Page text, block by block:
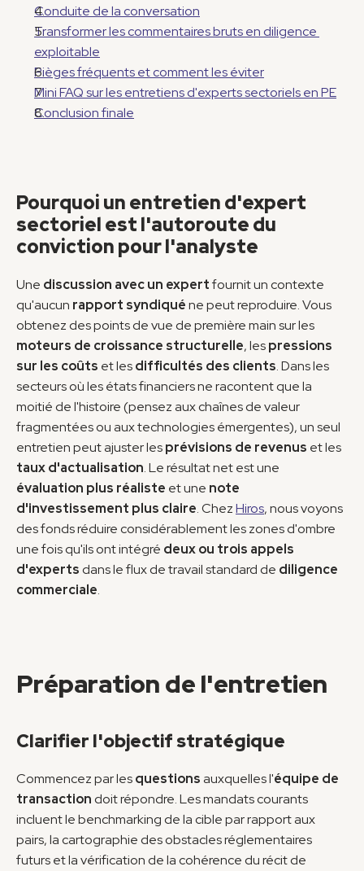
Conduite de la conversation
Transformer les commentaires bruts en diligence
exploitable
Pièges fréquents et comment les éviter
Mini FAQ sur les entretiens d'experts sectoriels en PE
Conclusion finale
Pourquoi un entretien d'expert
sectoriel est l'autoroute du
conviction pour l'analyste
Une discussion avec un expert fournit un contexte
qu'aucun rapport syndiqué ne peut reproduire. Vous
moteurs de croissance structurelle, les pressions
sur les coûts et les difficultés des clients. Dans les
secteurs où les états financiers ne racontent que la
moitié de l'histoire (pensez aux chaînes de valeur
fragmentées ou aux technologies émergentes), un seul
entretien peut ajuster les prévisions de revenus
taux d'actualisation
évaluation plus réaliste et une note
d'investissement plus claire. Chez Hiros, nous voyons
des fonds réduire considérablement les zones d'ombre
une fois qu'ils ont intégré deux ou trois appels
d'experts dans le flux de travail standard de diligence
commerciale.
Préparation de l'entretien
Clarifier l'objectif stratégique
Commencez par les questions auxquelles l'équipe de
transaction doit répondre. Les mandats courants
incluent le benchmarking de la cible par rapport aux
pairs, la cartographie des obstacles réglementaires
futurs et la vérification de la cohérence du récit de